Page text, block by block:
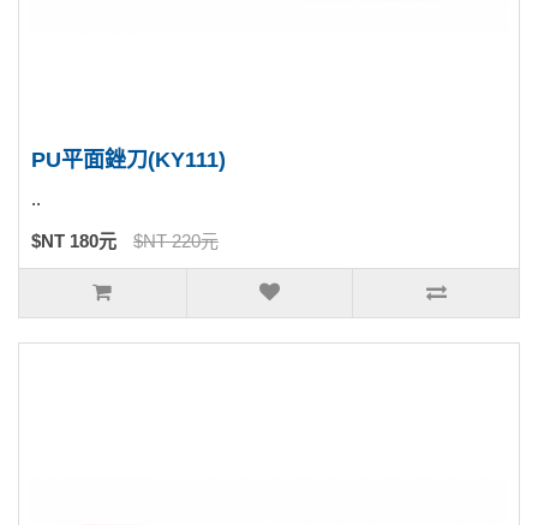
PU平面銼刀(KY111)
..
$NT 180元 $NT 220元